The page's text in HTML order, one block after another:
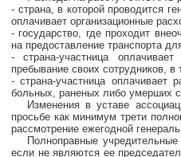
- страна, в которой проводится
оплачивает организационные
- государство, где проходит
на предоставление транспорта
- страна-участница
пребывание своих сотрудников,
- страна-участница
больных, раненых либо умерших
Изменения в уставе
просьбе как минимум трети
рассмотрение ежегодной
Полноправные
если не являются ее